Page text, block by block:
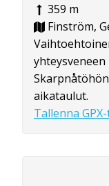
359 m
Finström,
aikataulut.
Tallenna